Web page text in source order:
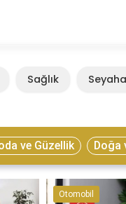
Sağlık
ve Güzellik Doğa
Otomobil